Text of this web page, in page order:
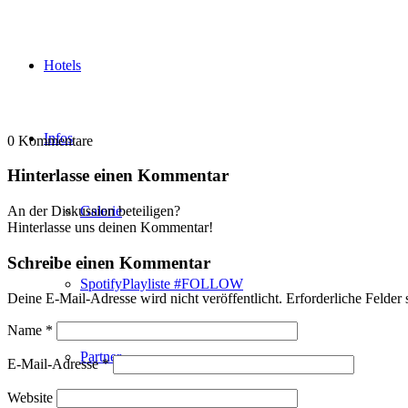
Hotels
Infos
Galerie
SpotifyPlayliste #FOLLOW
Partner
0 Kommentare
Hinterlasse einen Kommentar
An der Diskussion beteiligen?
Hinterlasse uns deinen Kommentar!
Schreibe einen Kommentar
Deine E-Mail-Adresse wird nicht veröffentlicht. Erforderliche Felder
Name *
E-Mail-Adresse*
Website